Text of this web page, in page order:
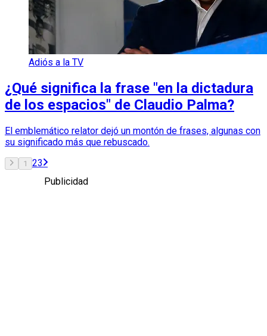
Adiós a la TV
¿Qué significa la frase "en la dictadura
de los espacios" de Claudio Palma?
El emblemático relator dejó un montón de frases, algunas con
su significado más que rebuscado.
1 23
Publicidad